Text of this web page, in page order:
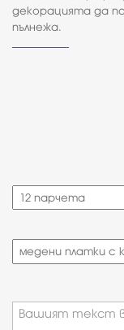
декорацията да
пълнежа.
Вашият текст